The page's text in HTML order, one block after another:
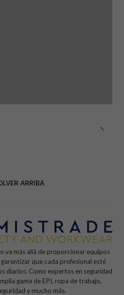
ARRIBA
va más allá de proporcionar equipos
que cada profesional esté
diarios. Como expertos en seguridad
gama de EPI, ropa de trabajo,
y mucho más.